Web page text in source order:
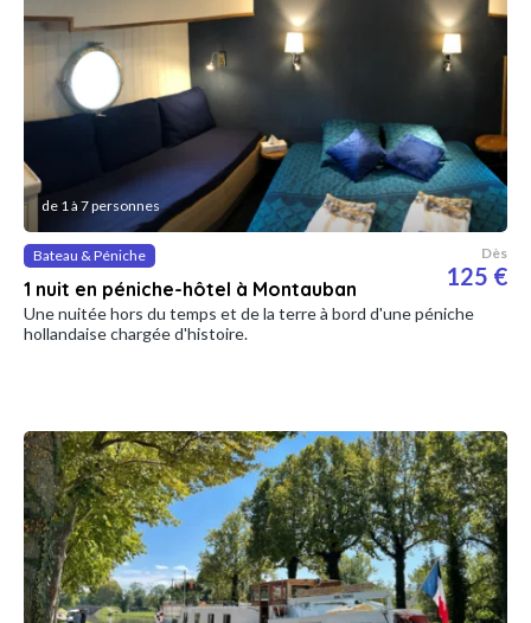
de 1 à 7 personnes
Bateau & Péniche
1 nuit en péniche-hôtel à Montauban
Dès
125 €
Une nuitée hors du temps et de la terre à bord d'une péniche
hollandaise chargée d'histoire.